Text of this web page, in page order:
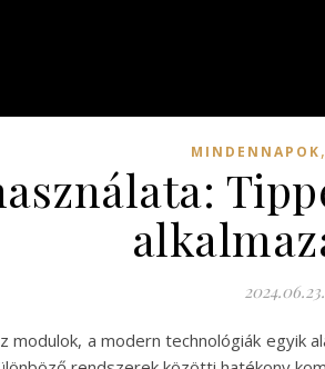
MINDENNAPOK,
2024.06.23.
modulok, a modern technológiák egyik